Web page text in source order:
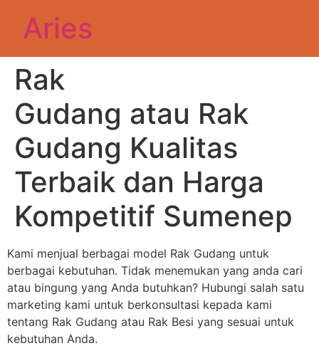
Aries
Rak
Gudang atau Rak
Gudang Kualitas
Terbaik dan Harga
Kompetitif Sumenep
Kami menjual berbagai model Rak Gudang untuk
berbagai kebutuhan. Tidak menemukan yang anda cari
atau bingung yang Anda butuhkan? Hubungi salah satu
marketing kami untuk berkonsultasi kepada kami
tentang Rak Gudang atau Rak Besi yang sesuai untuk
kebutuhan Anda.